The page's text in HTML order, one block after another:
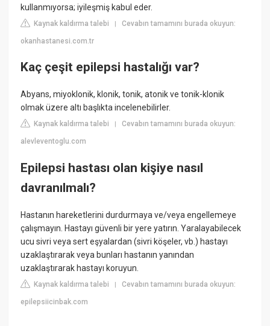
kullanmıyorsa; iyileşmiş kabul eder.
Kaynak kaldırma talebi |Cevabın tamamını burada okuyun:
okanhastanesi.com.tr
Kaç çeşit epilepsi hastalığı var?
Abyans, miyoklonik, klonik, tonik, atonik ve tonik-klonik
olmak üzere altı başlıkta incelenebilirler.
Kaynak kaldırma talebi |Cevabın tamamını burada okuyun:
alevleventoglu.com
Epilepsi hastası olan kişiye nasıl
davranılmalı?
Hastanın hareketlerini durdurmaya ve/veya engellemeye
çalışmayın. Hastayı güvenli bir yere yatırın. Yaralayabilecek
ucu sivri veya sert eşyalardan (sivri köşeler, vb.) hastayı
uzaklaştırarak veya bunları hastanın yanından
uzaklaştırarak hastayı koruyun.
Kaynak kaldırma talebi |Cevabın tamamını burada okuyun:
epilepsiicinbak.com